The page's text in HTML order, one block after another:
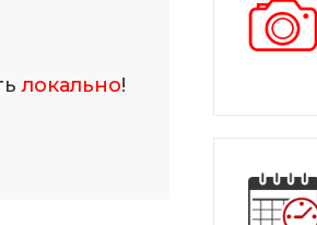
локально!